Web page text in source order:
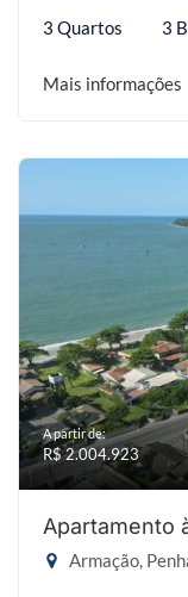
3 Quartos 3
Mais informações
A partir de:
R$ 2.004.923
Apartamento
Armação,